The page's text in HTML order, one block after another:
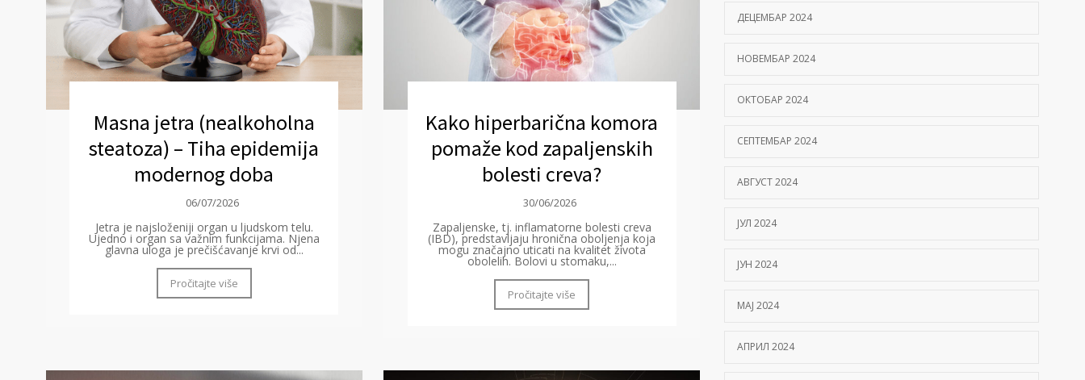
Masna jetra (nealkoholna
steatoza) – Tiha epidemija
modernog doba
06/07/2026
Jetra je najsloženiji organ u ljudskom telu.
Ujedno i organ sa važnim funkcijama. Njena
glavna uloga je prečišćavanje krvi od...
Pročitajte više
Kako hiperbarična komora
pomaže kod zapaljenskih
bolesti creva?
30/06/2026
Zapaljenske, tj. inflamatorne bolesti creva
(IBD), predstavljaju hronična oboljenja koja
mogu značajno uticati na kvalitet života
obolelih. Bolovi u stomaku,...
Pročitajte više
ДЕЦЕМБАР 2024
НОВЕМБАР 2024
ОКТОБАР 2024
СЕПТЕМБАР 2024
АВГУСТ 2024
ЈУЛ 2024
ЈУН 2024
МАЈ 2024
АПРИЛ 2024